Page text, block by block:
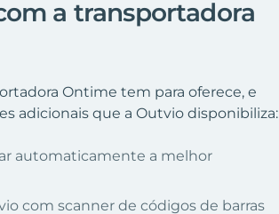
a transportadora
Ontime tem para oferece, e
adicionais que a Outvio disponibiliza:
automaticamente a melhor
com scanner de códigos de barras